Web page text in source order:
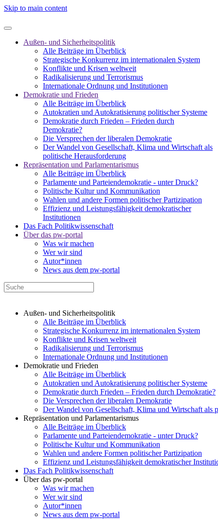
Skip to main content
Außen- und Sicherheitspolitik
Alle Beiträge im Überblick
Strategische Konkurrenz im internationalen System
Konflikte und Krisen weltweit
Radikalisierung und Terrorismus
Internationale Ordnung und Institutionen
Demokratie und Frieden
Alle Beiträge im Überblick
Autokratien und Autokratisierung politischer Systeme
Demokratie durch Frieden – Frieden durch
Demokratie?
Die Versprechen der liberalen Demokratie
Der Wandel von Gesellschaft, Klima und Wirtschaft als
politische Herausforderung
Repräsentation und Parlamentarismus
Alle Beiträge im Überblick
Parlamente und Parteiendemokratie - unter Druck?
Politische Kultur und Kommunikation
Wahlen und andere Formen politischer Partizipation
Effizienz und Leistungsfähigkeit demokratischer
Institutionen
Das Fach Politikwissenschaft
Über das pw-portal
Was wir machen
Wer wir sind
Autor*innen
News aus dem pw-portal
Außen- und Sicherheitspolitik
Alle Beiträge im Überblick
Strategische Konkurrenz im internationalen System
Konflikte und Krisen weltweit
Radikalisierung und Terrorismus
Internationale Ordnung und Institutionen
Demokratie und Frieden
Alle Beiträge im Überblick
Autokratien und Autokratisierung politischer Systeme
Demokratie durch Frieden – Frieden durch Demokratie?
Die Versprechen der liberalen Demokratie
Der Wandel von Gesellschaft, Klima und Wirtschaft als
Repräsentation und Parlamentarismus
Alle Beiträge im Überblick
Parlamente und Parteiendemokratie - unter Druck?
Politische Kultur und Kommunikation
Wahlen und andere Formen politischer Partizipation
Effizienz und Leistungsfähigkeit demokratischer
Das Fach Politikwissenschaft
Über das pw-portal
Was wir machen
Wer wir sind
Autor*innen
News aus dem pw-portal